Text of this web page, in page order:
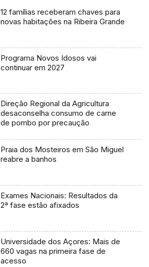
12 famílias receberam chaves para
novas habitações na Ribeira Grande
Programa Novos Idosos vai
continuar em 2027
Direção Regional da Agricultura
desaconselha consumo de carne
de pombo por precaução
Praia dos Mosteiros em São Miguel
reabre a banhos
Exames Nacionais: Resultados da
2ª fase estão afixados
Universidade dos Açores: Mais de
660 vagas na primeira fase de
acesso